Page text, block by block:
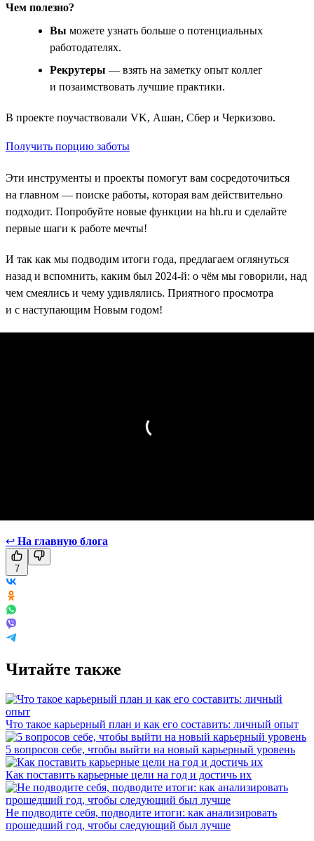
Чем полезно?
Вы можете узнать больше о потенциальных
работодателях.
Рекрутеры — взять на заметку опыт коллег
и позаимствовать лучшие практики.
В проекте поучаствовали VK, Ашан, Сбер и Черкизово.
Получить порцию заботы
Эти инструменты и проекты помогут вам сосредоточиться
на главном — поиске работы, которая вам действительно
подходит. Попробуйте новые функции на hh.ru и сделайте
первые шаги к работе мечты!
И так как мы подводим итоги года, предлагаем оглянуться
назад и вспомнить, каким был 2024-й: о чём мы говорили, над
чем смеялись и чему удивлялись. Приятного просмотра
и с наступающим Новым годом!
↩ На главную блога
7
Читайте также
Что такое карьерный план и как его составить: личный опыт
5 вопросов себе, чтобы выйти на новый карьерный уровень
Как поставить карьерные цели на год и достичь их
Не подводите себя, подводите итоги: как анализировать
прошедший год, чтобы следующий был лучше